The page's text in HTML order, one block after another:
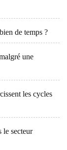
de temps ?
une
les cycles
le secteur